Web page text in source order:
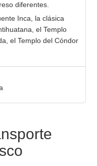
diferentes.
Inca, la clásica
el Templo
el Templo del Cóndor